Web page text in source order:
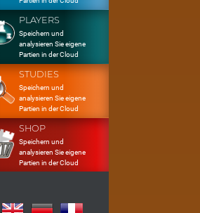
PLAYERS
Speichern und
analysieren Sie eigene
Partien in der Cloud
STUDIES
Speichern und
analysieren Sie eigene
Partien in der Cloud
SHOP
Speichern und
analysieren Sie eigene
Partien in der Cloud